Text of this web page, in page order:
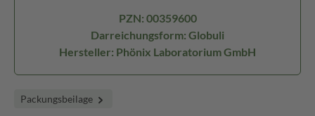
PZN: 00359600
Darreichungsform: Globuli
Hersteller: Phönix Laboratorium GmbH
Packungsbeilage